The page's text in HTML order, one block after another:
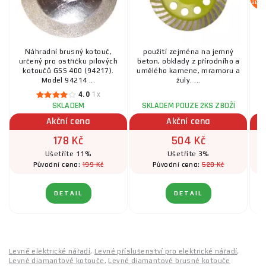
Náhradní brusný kotouč,
určený pro ostřičku pilových
kotoučů GSS 400 (94217).
Model 94214 ...
4.0 1x
SKLADEM
Akční cena
178 Kč
Ušetříte 11%
Původní cena:199 Kč
DETAIL
použití zejména na jemný
beton, obklady z přírodního a
umělého kamene, mramoru a
žuly. ...
SKLADEM POUZE 2KS ZBOŽÍ
Akční cena
504 Kč
Ušetříte 3%
Původní cena:520 Kč
DETAIL
Levné elektrické nářadí, Levné příslušenství pro elektrické nářadí,
Levné diamantové kotouče, Levné diamantové brusné kotouče